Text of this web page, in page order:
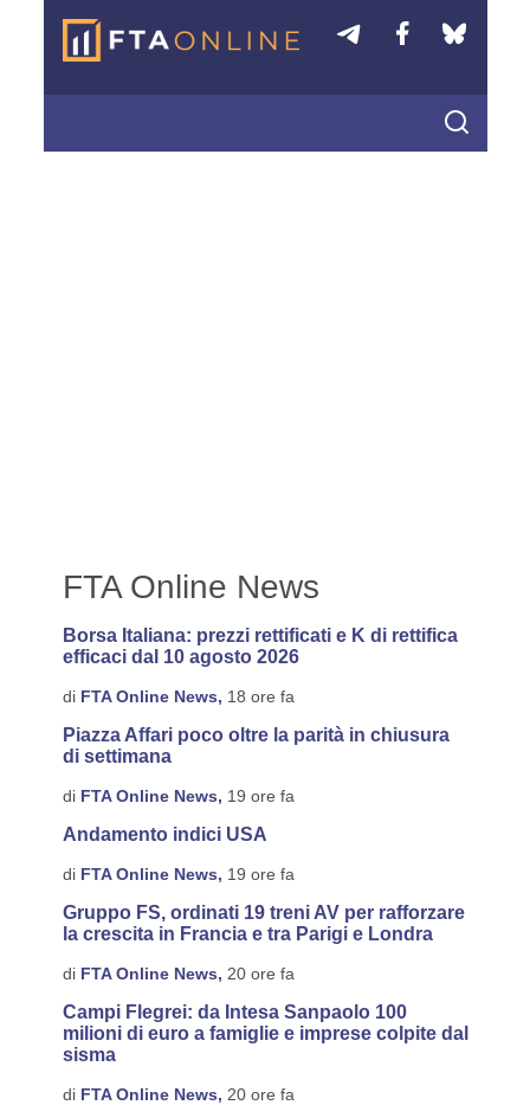
FTA Online News
Borsa Italiana: prezzi rettificati e K di rettifica
efficaci dal 10 agosto 2026
di FTA Online News, 18 ore fa
Piazza Affari poco oltre la parità in chiusura
di settimana
di FTA Online News, 19 ore fa
Andamento indici USA
di FTA Online News, 19 ore fa
Gruppo FS, ordinati 19 treni AV per rafforzare
la crescita in Francia e tra Parigi e Londra
di FTA Online News, 20 ore fa
Campi Flegrei: da Intesa Sanpaolo 100
milioni di euro a famiglie e imprese colpite dal
sisma
di FTA Online News, 20 ore fa